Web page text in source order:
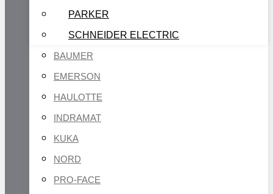
PARKER
SCHNEIDER ELECTRIC
BAUMER
EMERSON
HAULOTTE
INDRAMAT
KUKA
NORD
PRO-FACE